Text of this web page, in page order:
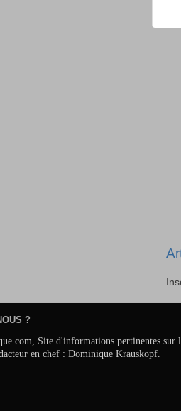
?
Site d'informations pertinentes
en chef : Dominique Krauskopf.